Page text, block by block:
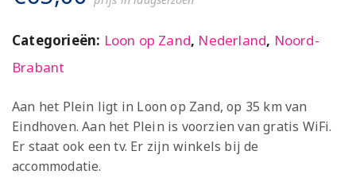
Categorieën: Loon op Zand, Nederland, Noord-
Brabant
Aan het Plein ligt in Loon op Zand, op 35 km van
Eindhoven. Aan het Plein is voorzien van gratis WiFi.
Er staat ook een tv. Er zijn winkels bij de
accommodatie.